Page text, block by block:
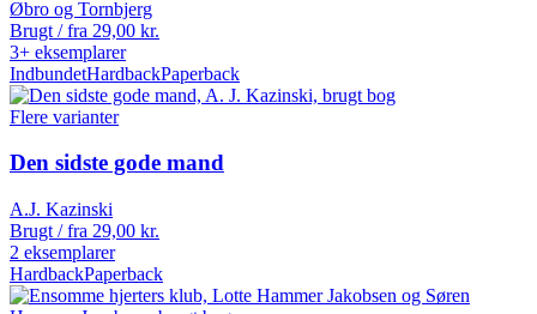
Øbro og Tornbjerg
Brugt / fra 29,00 kr.
3+ eksemplarer
IndbundetHardbackPaperback
Flere varianter
Den sidste gode mand
A.J. Kazinski
Brugt / fra 29,00 kr.
2 eksemplarer
HardbackPaperback